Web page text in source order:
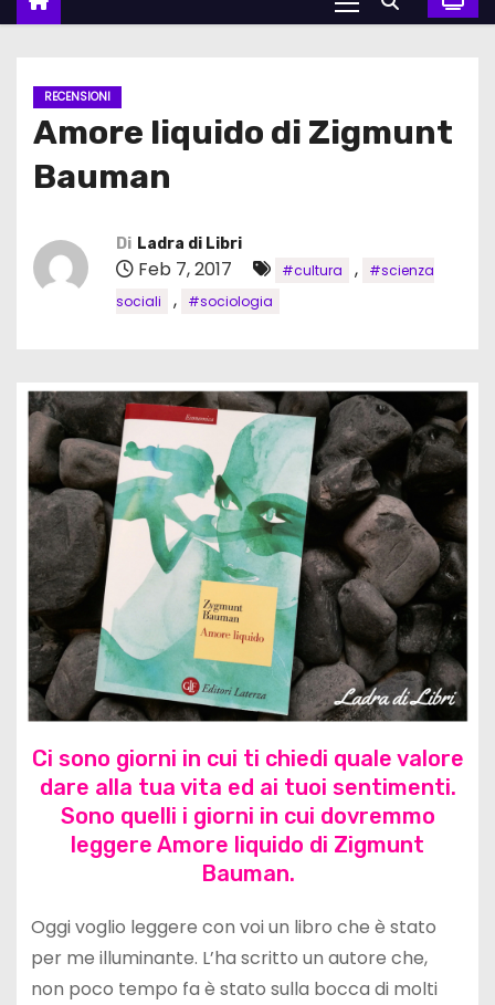
RECENSIONI
Amore liquido di Zigmunt
Bauman
Di Ladra di Libri
Feb 7, 2017 #cultura ,
#scienza
sociali
, #sociologia
Ci sono giorni in cui ti chiedi quale valore
dare alla tua vita ed ai tuoi sentimenti.
Sono quelli i giorni in cui dovremmo
leggere Amore liquido di Zigmunt
Bauman.
Oggi voglio leggere con voi un libro che è stato
per me illuminante. L’ha scritto un autore che,
non poco tempo fa è stato sulla bocca di molti